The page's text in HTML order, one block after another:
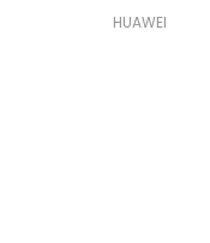
HUAWEI